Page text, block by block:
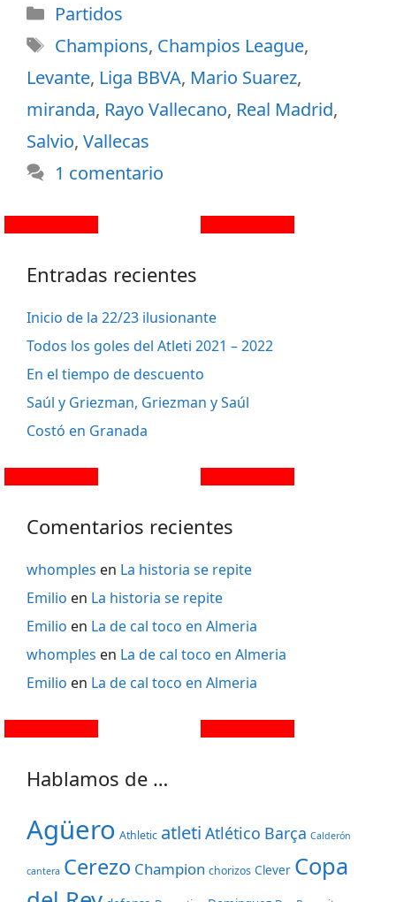
Partidos
Champions, Champios League,
Levante, Liga BBVA, Mario Suarez,
miranda, Rayo Vallecano, Real Madrid,
Salvio, Vallecas
1 comentario
Entradas recientes
Inicio de la 22/23 ilusionante
Todos los goles del Atleti 2021 – 2022
En el tiempo de descuento
Saúl y Griezman, Griezman y Saúl
Costó en Granada
Comentarios recientes
whomples en La historia se repite
Emilio en La historia se repite
Emilio en La de cal toco en Almeria
whomples en La de cal toco en Almeria
Emilio en La de cal toco en Almeria
Hablamos de …
Agüero Athletic atleti Atlético Barça Calderón
cantera Cerezo Champion chorizos Clever Copa